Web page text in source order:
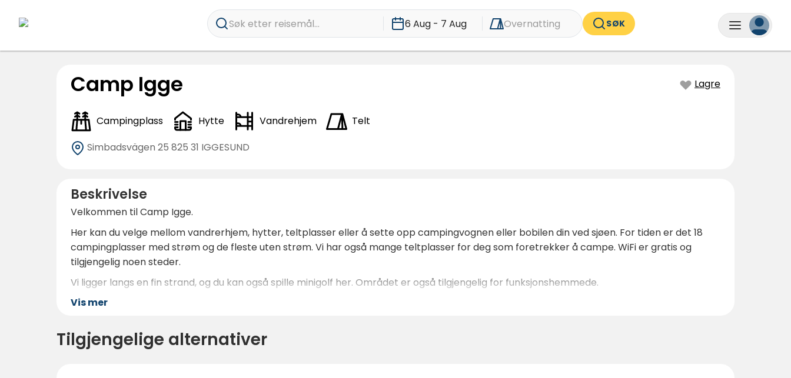
Søk etter reisemål... 6 Aug - 7 Aug Overnatting SØK
Camp Igge Lagre
Campingplass Hytte Vandrehjem
Telt
Simbadsvägen 25 825 31 IGGESUND
Beskrivelse
Velkommen til Camp Igge.
Her kan du velge mellom vandrerhjem, hytter, teltplasser eller å sette opp campingvognen eller bobilen din ved sjøen. For tiden er det 18
campingplasser med strøm og de fleste uten strøm. Vi har også mange teltplasser for deg som foretrekker å campe. WiFi er gratis og
tilgjengelig noen steder.
Vi ligger langs en fin strand, og du kan også spille minigolf her. Området er også tilgjengelig for funksjonshemmede.
Vis mer
Tilgjengelige alternativer